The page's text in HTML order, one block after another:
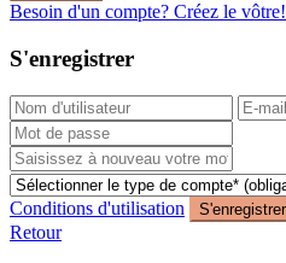
Besoin d'un compte? Créez le vôtre!
S'enregistrer
Conditions d'utilisation
S'enregistrer
Retour